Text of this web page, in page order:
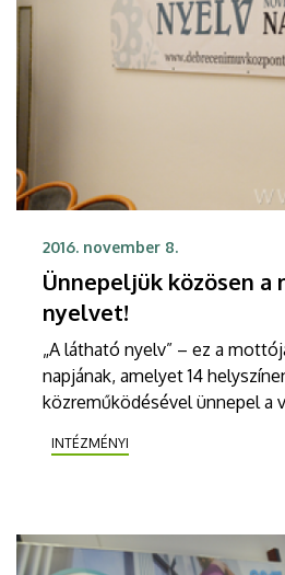
2016. november 8.
Ünnepeljük közösen a
nyelvet!
„A látható nyelv” – ez a
napjának, amelyet 14
közreműködésével ünnepel a
nyitányát november 11-én a
Aulájában rendezi a Debreceni
INTÉZMÉNYI